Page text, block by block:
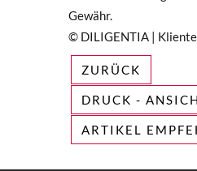
Gewähr.
© DILIGENTIA |
ZURÜCK
DRUCK -
ARTIKEL